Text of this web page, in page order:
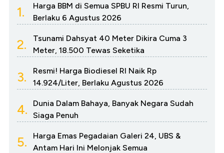
1.
Harga BBM di Semua SPBU RI Resmi Turun,
Berlaku 6 Agustus 2026
2.
Tsunami Dahsyat 40 Meter Dikira Cuma 3
Meter, 18.500 Tewas Seketika
3.
Resmi! Harga Biodiesel RI Naik Rp
14.924/Liter, Berlaku Agustus 2026
4.
Dunia Dalam Bahaya, Banyak Negara Sudah
Siaga Penuh
5.
Harga Emas Pegadaian Galeri 24, UBS &
Antam Hari Ini Melonjak Semua